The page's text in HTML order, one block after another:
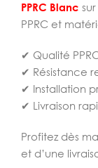
PPRC Blanc sur
PPRC et
✔ Qualité
✔ Résistance
✔ Installation
✔ Livraison
Profitez dès
et d’une